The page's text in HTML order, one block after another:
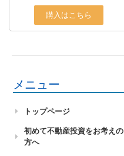
メニュー
トップページ
初めて不動産投資をお考えの
方へ
購入はこちら